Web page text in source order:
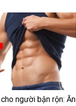
người bận rộn: Ăn